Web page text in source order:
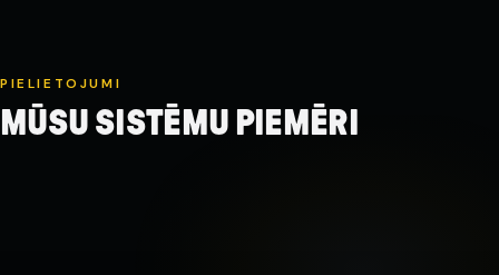
PIELIETOJUMI
MŪSU SISTĒMU PIEMĒRI